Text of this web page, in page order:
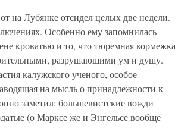
на Лубянке отсидел целых две недели.
Особенно ему запомнилась
кроватью и то, что тюремная кормежка
разрушающими ум и душу.
калужского ученого, особое
на мысль о принадлежности к
заметил: большевистские вожди
(о Марксе же и Энгельсе вообще